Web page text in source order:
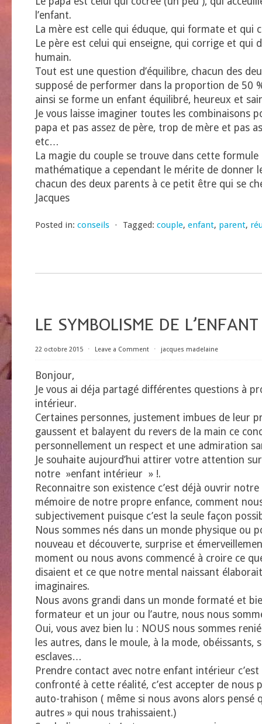
l’enfant.
La mère est celle qui éduque, qui formate et qui
Le père est celui qui enseigne, qui corrige et qui
humain.
Tout est une question d’équilibre, chacun des
supposé de performer dans la proportion de 50
ainsi se forme un enfant équilibré, heureux et
Je vous laisse imaginer toutes les combinaisons
papa et pas assez de père, trop de mère et pas
etc…
La magie du couple se trouve dans cette formule
mathématique a cependant le mérite de donner
chacun des deux parents à ce petit être qui se
Jacques
Posted in: conseils ⋅ Tagged: couple, enfant, parent,
LE SYMBOLISME DE
22 octobre 2015 ⋅ Leave a Comment ⋅ jacques madelaine
Bonjour,
Je vous ai déja partagé différentes questions à
intérieur.
Certaines personnes, justement imbues de leur
gaussent et balayent du revers de la main ce
personnellement un respect et une admiration
Je souhaite aujourd’hui attirer votre attention
notre »enfant intérieur » !.
Reconnaitre son existence c’est déjà ouvrir notre
mémoire de notre propre enfance, comment nous
subjectivement puisque c’est la seule façon
Nous sommes nés dans un monde physique ou
nouveau et découverte, surprise et
moment ou nous avons commencé à croire ce
disaient et ce que notre mental naissant
imaginaires.
Nous avons grandi dans un monde formaté et
formateur et un jour ou l’autre, nous nous
Oui, vous avez bien lu : NOUS nous sommes
les autres, dans le moule, à la mode, obéissants,
esclaves…
Prendre contact avec notre enfant intérieur c’est
confronté à cette réalité, c’est accepter de nous
auto-trahison ( même si nous avons alors pensé
autres » qui nous trahissaient.)